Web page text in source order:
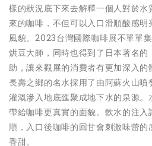
樣的狀況底下來去解釋一個人對於
來的咖啡，不但可以入口滑順酸感
風貌。2023台灣國際咖啡展不單單
烘豆大師，同時也得到了日本著名的
助，讓來觀展的消費者有更加深入
長壽之鄉的名水採用了由阿蘇火山
灌溉滲入地底匯聚成地下水的泉源
帶給咖啡更真實的面貌。軟水的注
順，入口後咖啡的回甘會刺激味蕾
香甜。